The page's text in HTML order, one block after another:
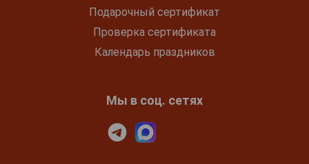
Подарочный сертификат
Проверка сертификата
Календарь праздников
Мы в соц. сетях